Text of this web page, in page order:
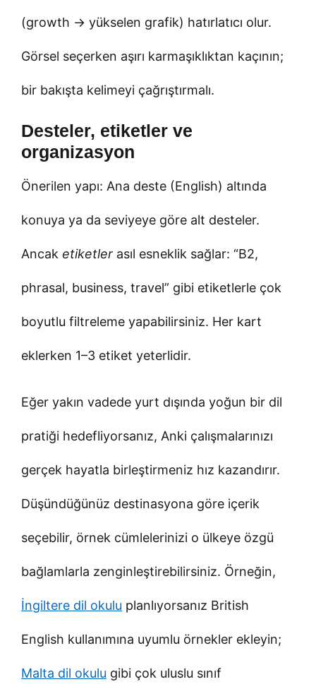
(growth → yükselen grafik) hatırlatıcı olur.
Görsel seçerken aşırı karmaşıklıktan kaçının;
bir bakışta kelimeyi çağrıştırmalı.
Desteler, etiketler ve
organizasyon
Önerilen yapı: Ana deste (English) altında
konuya ya da seviyeye göre alt desteler.
Ancak etiketler asıl esneklik sağlar: “B2,
phrasal, business, travel” gibi etiketlerle çok
boyutlu filtreleme yapabilirsiniz. Her kart
eklerken 1–3 etiket yeterlidir.
Eğer yakın vadede yurt dışında yoğun bir dil
pratiği hedefliyorsanız, Anki çalışmalarınızı
gerçek hayatla birleştirmeniz hız kazandırır.
Düşündüğünüz destinasyona göre içerik
seçebilir, örnek cümlelerinizi o ülkeye özgü
bağlamlarla zenginleştirebilirsiniz. Örneğin,
İngiltere dil okulu planlıyorsanız British
English kullanımına uyumlu örnekler ekleyin;
Malta dil okulu gibi çok uluslu sınıf